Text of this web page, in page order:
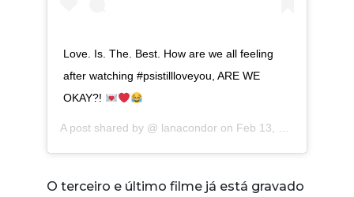
Love. Is. The. Best. How are we all feeling
after watching #psistillloveyou, ARE WE
OKAY?!
A post shared by @ lanacondor on Feb 13, 2020 at 11:11am PST
O terceiro e último filme já está gravado